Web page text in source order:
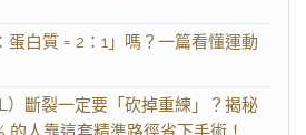
白質 = 2：1」嗎？一篇看懂運動
）斷裂一定要「砍掉重練」？揭秘